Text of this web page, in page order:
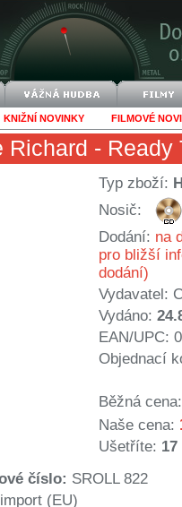
KNIŽNÍ NOVINKY FILMOVÉ
Richard - Ready
Typ zboží:
Nosič:
Dodání: na
pro bližší
dodání)
Vydavatel:
Vydáno:
EAN/UPC:
Objednací
Běžná cena:
Naše cena:
Ušetříte:
číslo: SROLL 822
import (EU)